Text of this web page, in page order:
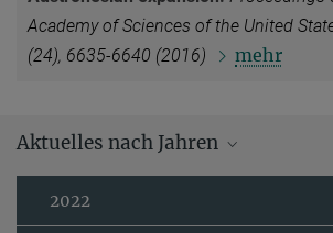
Academy of Sciences of the United
(24), 6635-6640 (2016)
mehr
Aktuelles nach Jahren
2022